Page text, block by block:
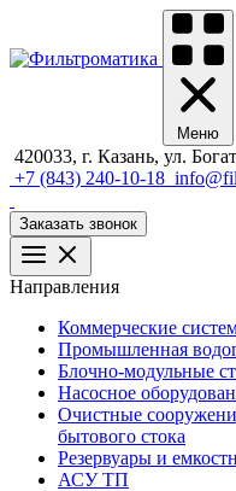
Меню
420033, г. Казань, ул.
+7 (843) 240-10-18
Заказать звонок
Направления
Коммерческие
Промышленная
Блочно-модульные
Насосное
Очистные
бытового стока
Резервуары и
АСУ ТП